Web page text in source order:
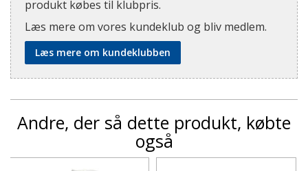
produkt købes til klubpris.
Læs mere om vores kundeklub og bliv medlem.
Læs mere om kundeklubben
Andre, der så dette produkt, købte
også